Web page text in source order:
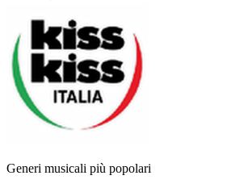
Generi musicali più popolari